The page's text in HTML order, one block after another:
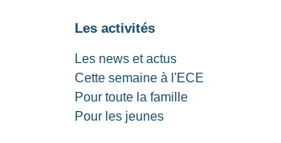
Les activités
Les news et actus
Cette semaine à l'ECE
Pour toute la famille
Pour les jeunes